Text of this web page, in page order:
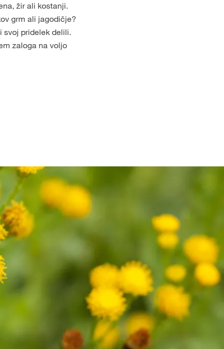
žir ali kostanji.
grm ali jagodičje?
svoj pridelek delili.
zaloga na voljo